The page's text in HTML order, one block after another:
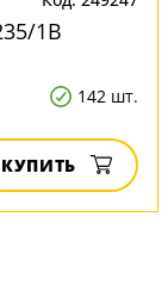
1B
142 шт.
КУПИТЬ